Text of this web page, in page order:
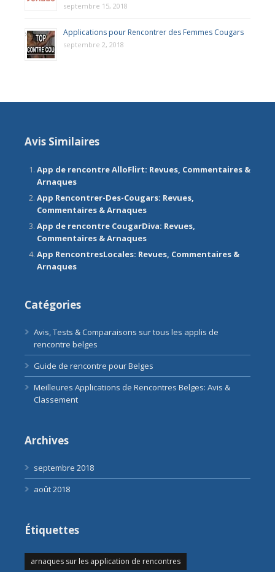
septembre 15, 2018
Applications pour Rencontrer des Femmes Cougars
septembre 2, 2018
Avis Similaires
App de rencontre AlloFlirt: Revues, Commentaires &
Arnaques
App Rencontrer-Des-Cougars: Revues,
Commentaires & Arnaques
App de rencontre CougarDiva: Revues,
Commentaires & Arnaques
App RencontresLocales: Revues, Commentaires &
Arnaques
Catégories
Avis, Tests & Comparaisons sur tous les applis de
rencontre belges
Guide de rencontre pour Belges
Meilleures Applications de Rencontres Belges: Avis &
Classement
Archives
septembre 2018
août 2018
Étiquettes
arnaques sur les application de rencontres